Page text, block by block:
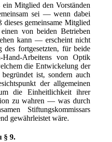
Mitglied den Vorständen
sei — wenn dabei
gemeinsame Mitglied
einen von beiden Betrieben
kann — erscheint nicht
des fortgesetzten, für beide
Arbeitens von Optik
die Entwickelung der
ist, sondern auch
der allgemeinen
die Einheitlichkeit ihrer
zu wahren — was durch
Stiftungskommissars
gewährleistet wäre.
§ 9.